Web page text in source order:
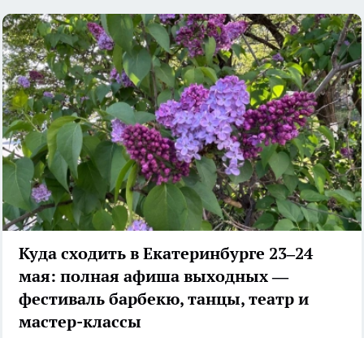
Куда сходить в Екатеринбурге 23–24
мая: полная афиша выходных —
фестиваль барбекю, танцы, театр и
мастер-классы